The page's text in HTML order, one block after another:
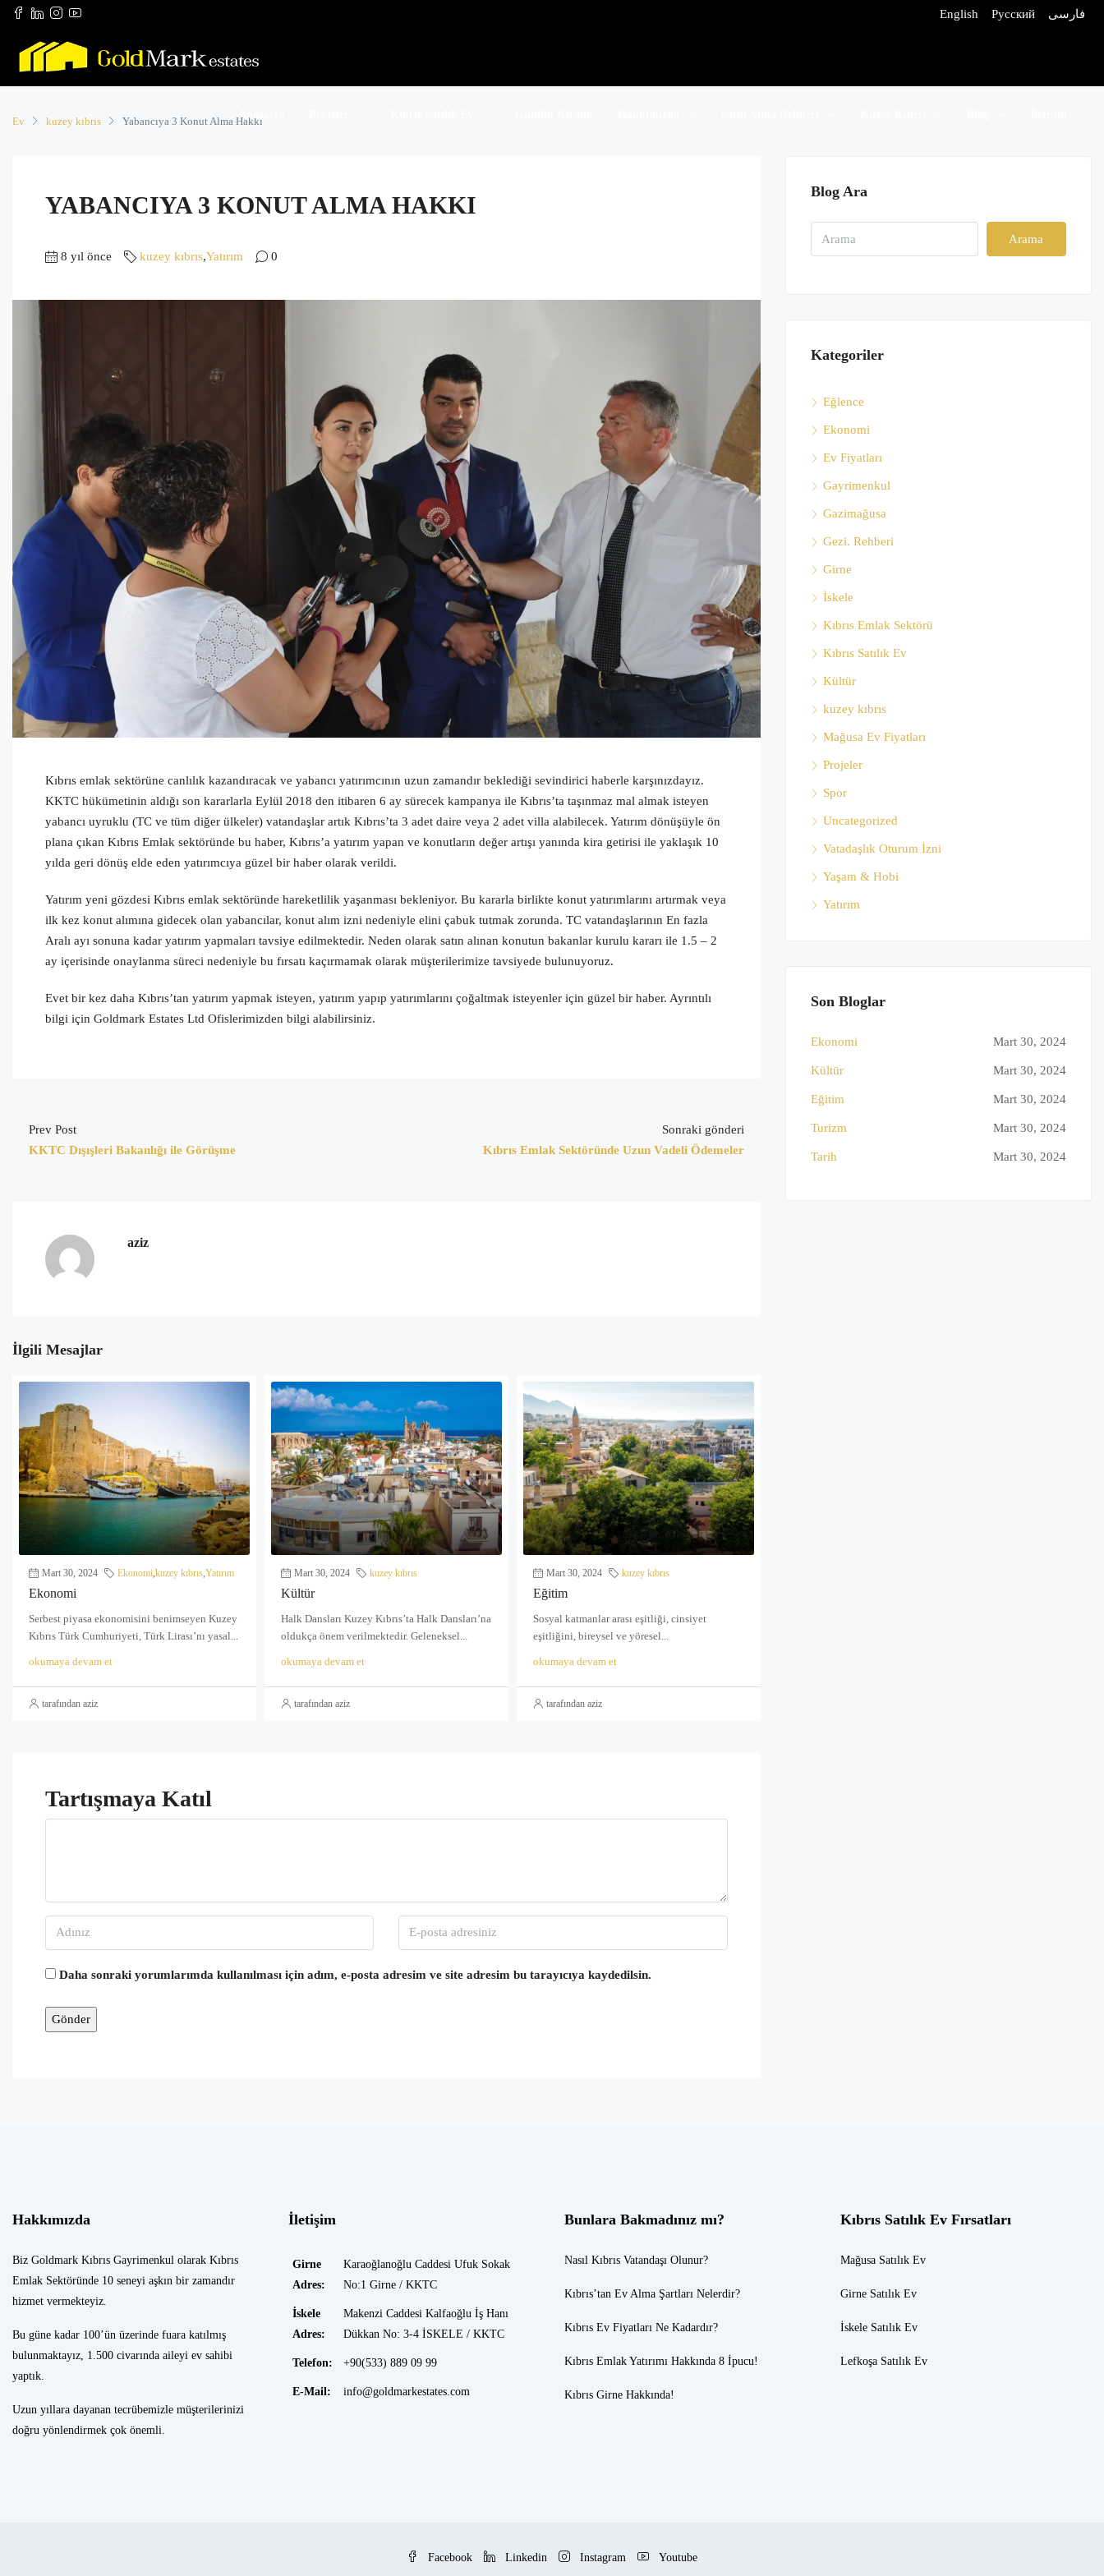
English Русский فارسی
Anasayfa
Ev kuzey kıbrıs Yabancıya 3 Konut Alma Hakkı
YABANCIYA 3 KONUT ALMA HAKKI
8 yıl önce kuzey kıbrıs,Yatırım 0
Kıbrıs emlak sektörüne canlılık kazandıracak ve yabancı yatırımcının uzun zamandır beklediği sevindirici haberle karşınızdayız.
KKTC hükümetinin aldığı son kararlarla Eylül 2018 den itibaren 6 ay sürecek kampanya ile Kıbrıs’ta taşınmaz mal almak isteyen
yabancı uyruklu (TC ve tüm diğer ülkeler) vatandaşlar artık Kıbrıs’ta 3 adet daire veya 2 adet villa alabilecek. Yatırım dönüşüyle ön
plana çıkan Kıbrıs Emlak sektöründe bu haber, Kıbrıs’a yatırım yapan ve konutların değer artışı yanında kira getirisi ile yaklaşık 10
yılda geri dönüş elde eden yatırımcıya güzel bir haber olarak verildi.
Yatırım yeni gözdesi Kıbrıs emlak sektöründe hareketlilik yaşanması bekleniyor. Bu kararla birlikte konut yatırımlarını artırmak veya
ilk kez konut alımına gidecek olan yabancılar, konut alım izni nedeniyle elini çabuk tutmak zorunda. TC vatandaşlarının En fazla
Aralı ayı sonuna kadar yatırım yapmaları tavsiye edilmektedir. Neden olarak satın alınan konutun bakanlar kurulu kararı ile 1.5 – 2
ay içerisinde onaylanma süreci nedeniyle bu fırsatı kaçırmamak olarak müşterilerimize tavsiyede bulunuyoruz.
Evet bir kez daha Kıbrıs’tan yatırım yapmak isteyen, yatırım yapıp yatırımlarını çoğaltmak isteyenler için güzel bir haber. Ayrıntılı
bilgi için Goldmark Estates Ltd Ofislerimizden bilgi alabilirsiniz.
Prev Post
KKTC Dışışleri Bakanlığı ile Görüşme
Sonraki gönderi
Kıbrıs Emlak Sektöründe Uzun Vadeli Ödemeler
aziz
İlgili Mesajlar
Mart 30, 2024 Ekonomi kuzey kıbrıs Yatırım
Ekonomi
Serbest piyasa ekonomisini benimseyen Kuzey
Kıbrıs Türk Cumhuriyeti, Türk Lirası’nı yasal...
okumaya devam et
tarafından aziz
Mart 30, 2024 kuzey kıbrıs
Kültür
Halk Dansları Kuzey Kıbrıs’ta Halk Dansları’na
oldukça önem verilmektedir. Geleneksel...
okumaya devam et
tarafından aziz
Mart 30, 2024 kuzey kıbrıs
Eğitim
Sosyal katmanlar arası eşitliği, cinsiyet
eşitliğini, bireysel ve yöresel...
okumaya devam et
tarafından aziz
Tartışmaya Katıl
Daha sonraki yorumlarımda kullanılması için adım, e-posta adresim ve site adresim bu tarayıcıya kaydedilsin.
Blog Ara
Arama
Kategoriler
Eğlence
Ekonomi
Ev Fiyatları
Gayrimenkul
Gazimağusa
Gezi. Rehberi
Girne
İskele
Kıbrıs Emlak Sektörü
Kıbrıs Satılık Ev
Kültür
kuzey kıbrıs
Mağusa Ev Fiyatları
Projeler
Spor
Uncategorized
Vatadaşlık Oturum İzni
Yaşam & Hobi
Yatırım
Son Bloglar
Ekonomi Mart 30, 2024
Kültür Mart 30, 2024
Eğitim Mart 30, 2024
Turizm Mart 30, 2024
Tarih Mart 30, 2024
Hakkımızda
Biz Goldmark Kıbrıs Gayrimenkul olarak Kıbrıs
Emlak Sektöründe 10 seneyi aşkın bir zamandır
hizmet vermekteyiz.
Bu güne kadar 100’ün üzerinde fuara katılmış
bulunmaktayız, 1.500 civarında aileyi ev sahibi
yaptık.
Uzun yıllara dayanan tecrübemizle müşterilerinizi
doğru yönlendirmek çok önemli.
İletişim
Girne
Adres:
Karaoğlanoğlu Caddesi Ufuk Sokak
No:1 Girne / KKTC
İskele
Adres:
Makenzi Caddesi Kalfaoğlu İş Hanı
Dükkan No: 3-4 İSKELE / KKTC
Telefon: +90(533) 889 09 99
E-Mail: info@goldmarkestates.com
Bunlara Bakmadınız mı?
Nasıl Kıbrıs Vatandaşı Olunur?
Kıbrıs’tan Ev Alma Şartları Nelerdir?
Kıbrıs Ev Fiyatları Ne Kadardır?
Kıbrıs Emlak Yatırımı Hakkında 8 İpucu!
Kıbrıs Girne Hakkında!
Kıbrıs Satılık Ev Fırsatları
Mağusa Satılık Ev
Girne Satılık Ev
İskele Satılık Ev
Lefkoşa Satılık Ev
Facebook Linkedin Instagram Youtube